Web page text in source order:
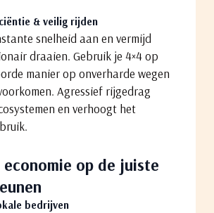
& veilig rijden
snelheid aan en vermijd
draaien. Gebruik je 4×4 op
manier op onverharde wegen
Agressief rijgedrag
en verhoogt het
economie op de juiste
bedrijven